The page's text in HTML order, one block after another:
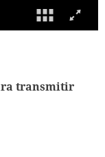
transmitir